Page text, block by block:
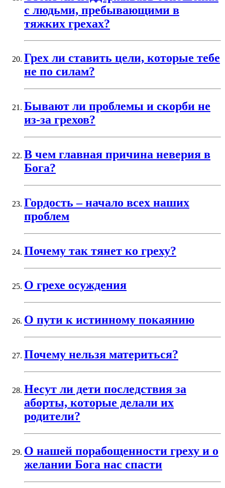
с людьми, пребывающими в
тяжких грехах?
Грех ли ставить цели, которые тебе
не по силам?
Бывают ли проблемы и скорби не
из-за грехов?
В чем главная причина неверия в
Бога?
Гордость – начало всех наших
проблем
Почему так тянет ко греху?
О грехе осуждения
О пути к истинному покаянию
Почему нельзя материться?
Несут ли дети последствия за
аборты, которые делали их
родители?
О нашей порабощенности греху и о
желании Бога нас спасти